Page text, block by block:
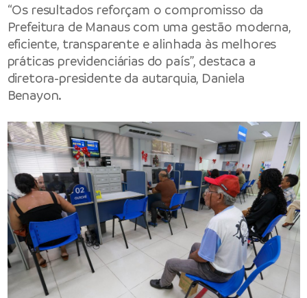
“Os resultados reforçam o compromisso da
Prefeitura de Manaus com uma gestão moderna,
eficiente, transparente e alinhada às melhores
práticas previdenciárias do país”, destaca a
diretora-presidente da autarquia, Daniela
Benayon.